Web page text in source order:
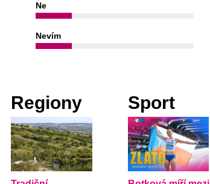
Ne
Nevím
Regiony Sport